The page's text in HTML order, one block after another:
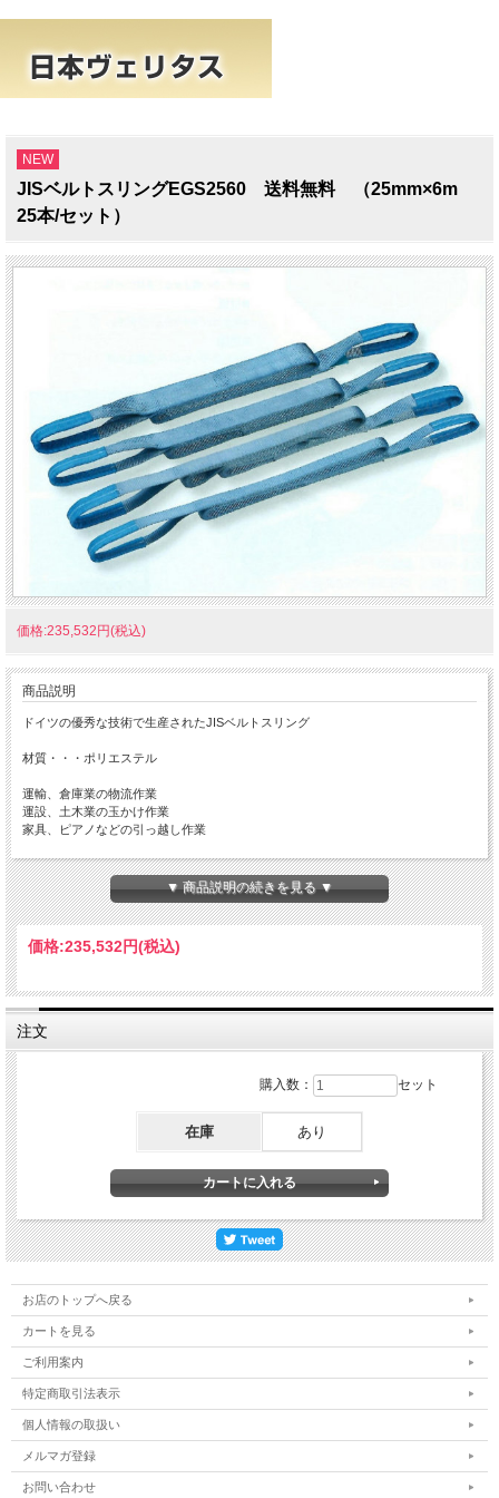
NEW
JISベルトスリングEGS2560 送料無料 （25mm×6m
25本/セット）
価格:235,532円(税込)
商品説明
ドイツの優秀な技術で生産されたJISベルトスリング
材質・・・ポリエステル
運輸、倉庫業の物流作業
運設、土木業の玉かけ作業
家具、ピアノなどの引っ越し作業
※縫製のほつれが見えたら使用しないでください。
▼ 商品説明の続きを見る ▼
価格:235,532円(税込)
注文
購入数： セット
在庫 あり
お店のトップへ戻る
カートを見る
ご利用案内
特定商取引法表示
個人情報の取扱い
メルマガ登録
お問い合わせ